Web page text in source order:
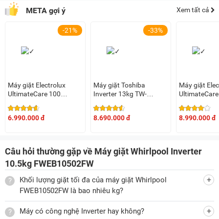
thuận tiện, không vướng víu, dễ dàng cho đồ vào và lấy quần
FWEB10502FW có cửa mở trước, màu trắng tinh tế
gây tiếng ồn.
Máy giặt thiết kế bảng điều khiển cảm ứng bố trí ở mặt trước
sử dụng với tất cả mọi đối tượng, kể cả người cao tuổi.
Chất liệu bền đẹp với thời gian
Vỏ máy giặt lồng ngang được làm bằng kim loại sơn tĩnh
META gợi ý Xem tất cả
-21%
Máy giặt Electrolux
UltimateCare 100
EWF9025DQWB
6.990.000 đ
-33%
Máy giặt Toshiba
Inverter 13kg TW-
8.690.000 đ
Máy giặt
8.990.000 đ
Câu hỏi thường gặp về Máy giặt Whirlpool Inverter
10.5kg FWEB10502FW
Khối lượng giặt tối đa của máy giặt Whirlpool
FWEB10502FW là bao nhiêu kg?
Máy có công nghệ Inverter hay không?